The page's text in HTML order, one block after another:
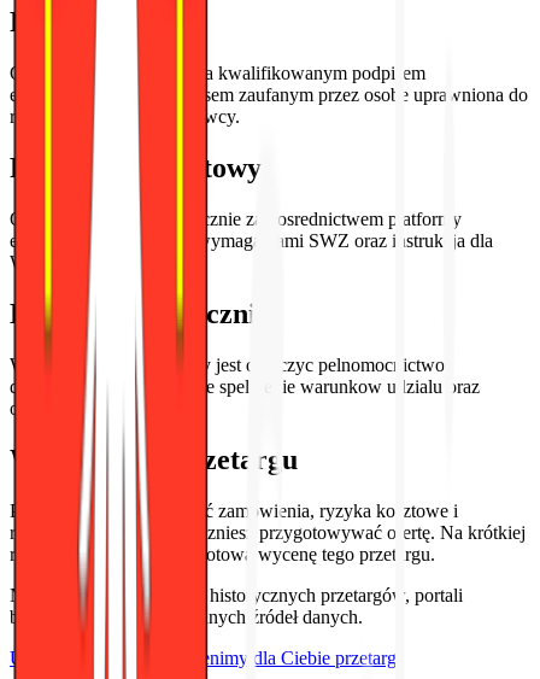
Forma podpisu
Oferta musi byc podpisana kwalifikowanym podpisem
elektronicznym lub podpisem zaufanym przez osobe uprawniona do
reprezentowania Wykonawcy.
Formularz ofertowy
Oferta skladana jest wylacznie za posrednictwem platformy
eZamowienia zgodnie z wymaganiami SWZ oraz instrukcja dla
Wykonawcow.
Dodatkowe załączniki
Wykonawca zobowiazany jest dolaczyc pelnomocnictwo,
dokumenty potwierdzajace spelnienie warunkow udzialu oraz
oswiadczenie JEDZ.
Wycena tego przetargu
Poznaj szacowaną wartość zamówienia, ryzyka kosztowe i
rekomendacje - zanim zaczniesz przygotowywać ofertę. Na krótkiej
rozmowie pokażemy Ci gotową wycenę tego przetargu.
Na podstawie podobnych historycznych przetargów, portali
branżowych i ponad 10 innych źródeł danych.
Umów spotkanie — wycenimy dla Ciebie przetarg